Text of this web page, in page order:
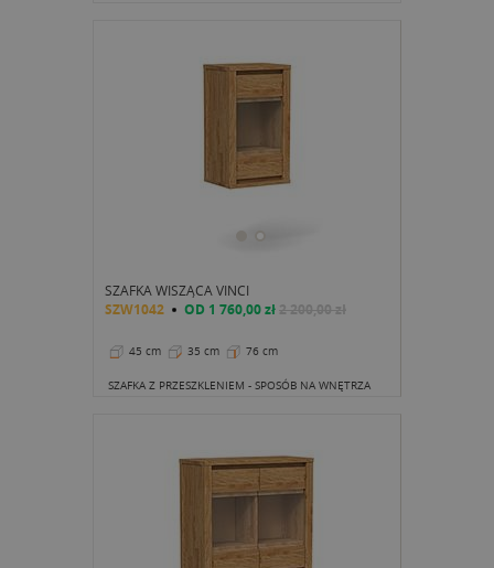
SZAFKA WISZĄCA VINCI
SZW1042 OD 1 760,00 zł2 200,00 zł
45 cm 35 cm 76 cm
SZAFKA Z PRZESZKLENIEM - SPOSÓB NA WNĘTRZA